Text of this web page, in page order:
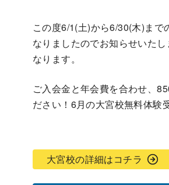
この度6/1(土)から6/30(木)ま
なりましたのでお知らせいた
なります。
ご入会金と年会費を合わせ、
ださい！6月の大宮校無料体験
大宮校の詳細はコチラ